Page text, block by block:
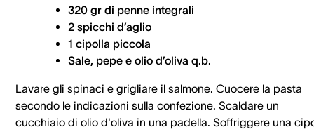
320 gr di penne integrali
2 spicchi d’aglio
1 cipolla piccola
Sale, pepe e olio d’oliva q.b.
Lavare gli spinaci e grigliare il salmone. Cuocere la pasta
secondo le indicazioni sulla confezione. Scaldare un
cucchiaio di olio d'oliva in una padella. Soffriggere una